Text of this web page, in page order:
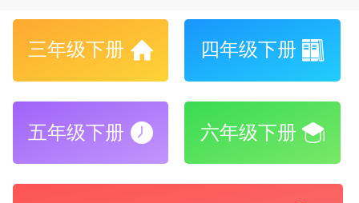
三年级下册 四年级下册
五年级下册 六年级下册